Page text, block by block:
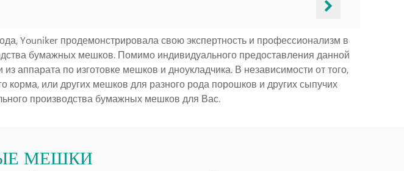
Youniker продемонстрировала свою экспертность и профессионализм в
бумажных мешков. Помимо индивидуального предоставления данной
по изготовке мешков и дноукладчика. В независимости от того,
или других мешков для разного рода порошков и других сыпучих
производства бумажных мешков для Вас.
МЕШКИ